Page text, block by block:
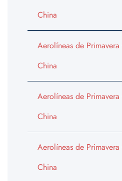
China
Aerolíneas de
China
Aerolíneas de
China
Aerolíneas de
China